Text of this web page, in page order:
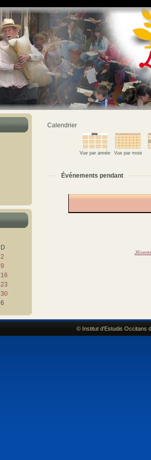
D
2
9
16
23
30
6
Calendrier
Vue par année Vue par mois
Événements pendant
© Institut d'Estudis Occitans